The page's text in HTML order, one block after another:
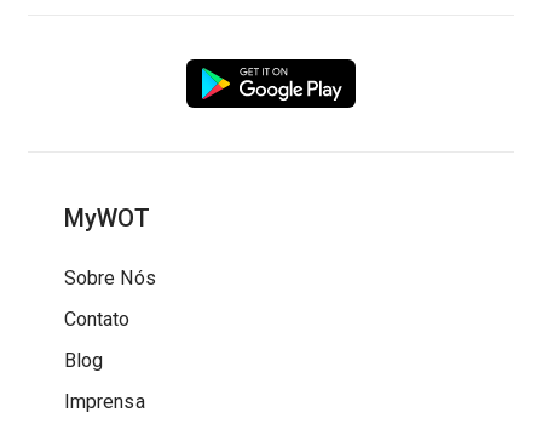
MyWOT
Sobre Nós
Contato
Blog
Imprensa